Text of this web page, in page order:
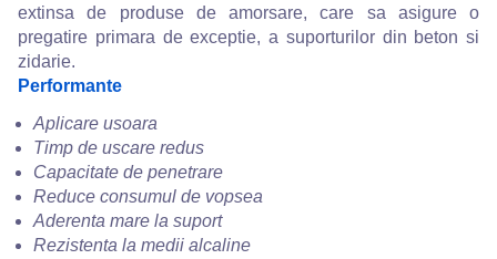
extinsa de produse de amorsare, care sa asigure o
pregatire primara de exceptie, a suporturilor din beton si
zidarie.
Performante
Aplicare usoara
Timp de uscare redus
Capacitate de penetrare
Reduce consumul de vopsea
Aderenta mare la suport
Rezistenta la medii alcaline